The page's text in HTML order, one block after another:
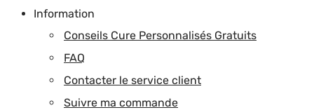
Information
Conseils Cure Personnalisés Gratuits
FAQ
Contacter le service client
Suivre ma commande